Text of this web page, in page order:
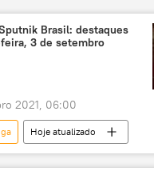
Brasil: destaques
3 de setembro
2021, 06:00
Hoje atualizado
novo coronavírus